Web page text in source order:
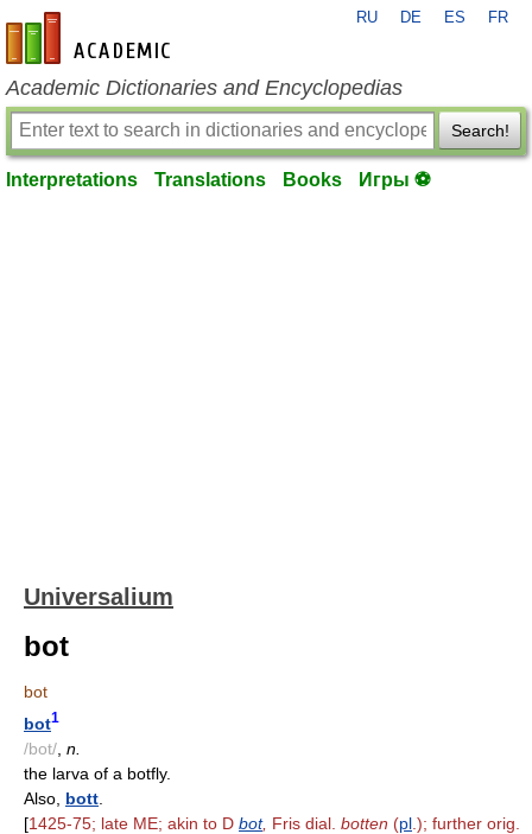
en-academic.com
RU DE ES FR
Academic Dictionaries and Encyclopedias
Search!
Interpretations Translations Books Игры ⚽
Universalium
bot
bot
bot1
/bot/ n.
the larva of a botfly.
Also, bott
[1425-75; late ME; akin to D bot, Fris dial. botten (pl .); further orig.